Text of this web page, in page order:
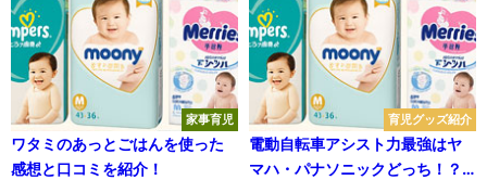
家事育児
ワタミのあっとごはんを使った
感想と口コミを紹介！
育児グッズ紹介
電動自転車アシスト力最強はヤ
マハ・パナソニックどっち！？